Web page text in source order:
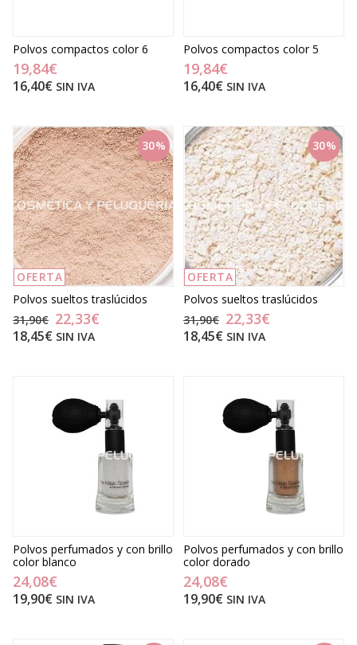
Polvos compactos color 6
19,84€
16,40€ SIN IVA
Polvos compactos color 5
19,84€
16,40€ SIN IVA
30%
OFERTA
Polvos sueltos traslúcidos
31,90€ 22,33€
18,45€ SIN IVA
30%
OFERTA
Polvos sueltos traslúcidos
31,90€ 22,33€
18,45€ SIN IVA
Polvos perfumados y con brillo
color blanco
24,08€
19,90€ SIN IVA
Polvos perfumados y con brillo
color dorado
24,08€
19,90€ SIN IVA